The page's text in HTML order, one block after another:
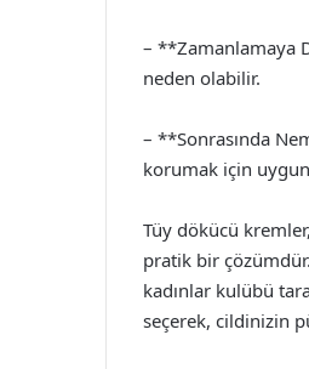
– **Zamanlamaya
neden olabilir.
– **Sonrasında
korumak için
Tüy dökücü
pratik bir
kadınlar kulübü
seçerek, cildinizin